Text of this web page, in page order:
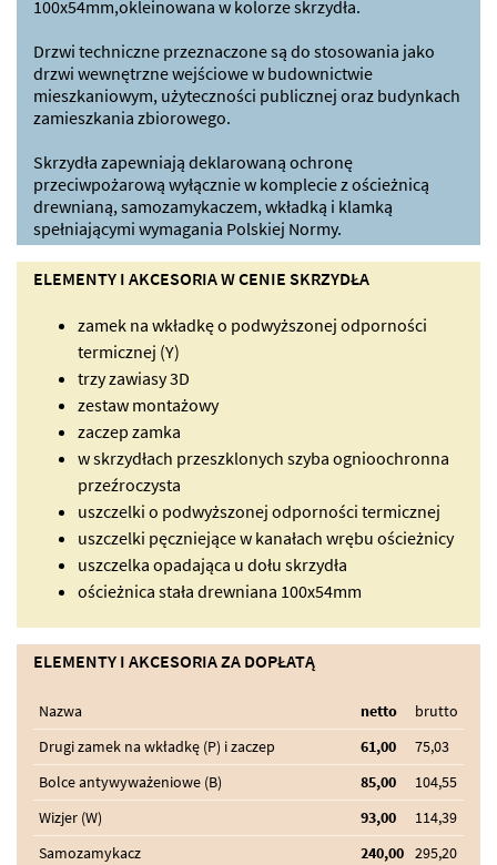
100x54mm,okleinowana w kolorze skrzydła.
Drzwi techniczne przeznaczone są do stosowania jako
drzwi wewnętrzne wejściowe w budownictwie
mieszkaniowym, użyteczności publicznej oraz budynkach
zamieszkania zbiorowego.
Skrzydła zapewniają deklarowaną ochronę
przeciwpożarową wyłącznie w komplecie z ościeżnicą
drewnianą, samozamykaczem, wkładką i klamką
spełniającymi wymagania Polskiej Normy.
ELEMENTY I AKCESORIA W CENIE SKRZYDŁA
zamek na wkładkę o podwyższonej odporności
termicznej (Y)
trzy zawiasy 3D
zestaw montażowy
zaczep zamka
w skrzydłach przeszklonych szyba ognioochronna
przeźroczysta
uszczelki o podwyższonej odporności termicznej
uszczelki pęczniejące w kanałach wrębu ościeżnicy
uszczelka opadająca u dołu skrzydła
ościeżnica stała drewniana 100x54mm
ELEMENTY I AKCESORIA ZA DOPŁATĄ
Nazwa netto
brutto
Drugi zamek na wkładkę (P) i zaczep
61,00
75,03
Bolce antywyważeniowe (B)
85,00
104,55
Wizjer (W)
93,00
114,39
Samozamykacz
240,00 295,20